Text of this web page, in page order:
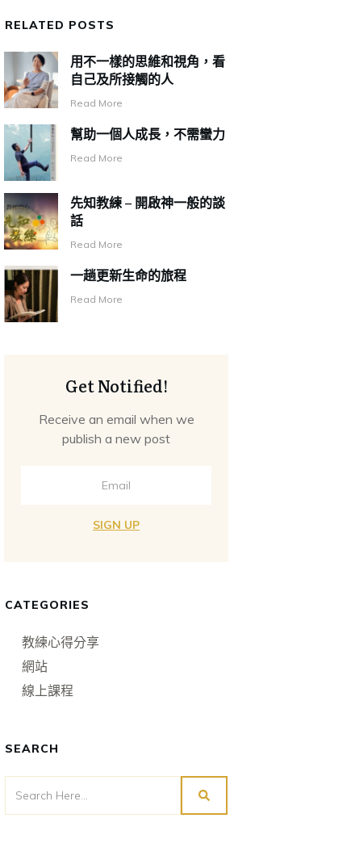
RELATED POSTS
用不一樣的思維和視角，看
自己及所接觸的人
Read More
幫助一個人成長，不需蠻力
Read More
先知教練 – 開啟神一般的談
話
Read More
一趟更新生命的旅程
Read More
Get Notified!
Receive an email when we
publish a new post
SIGN UP
CATEGORIES
教練心得分享
網站
線上課程
SEARCH